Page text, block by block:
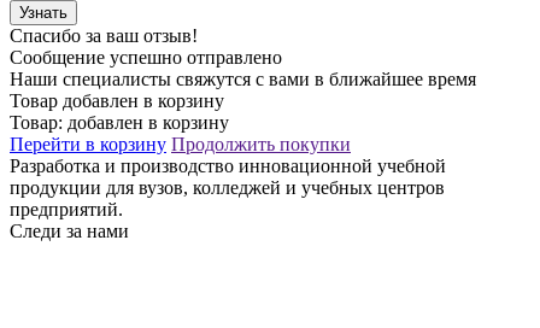
Узнать
Спасибо за ваш отзыв!
Сообщение успешно отправлено
Наши специалисты свяжутся с вами в ближайшее время
Товар добавлен в корзину
Товар: добавлен в корзину
Перейти в корзину Продолжить покупки
Разработка и производство инновационной учебной
продукции для вузов, колледжей и учебных центров
предприятий.
Следи за нами